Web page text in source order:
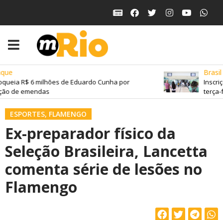
R$ 6 milhões de Eduardo Cunha por
de emendas
Brasil
terça-
ESPORTES, FLAMENGO
Ex-preparador físico da
Seleção Brasileira, Lancetta
comenta série de lesões no
Flamengo